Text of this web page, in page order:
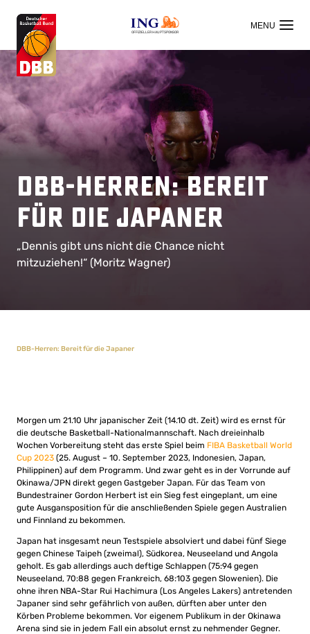
OFFIZIELLER HAUPTSPONSOR
DBB-Herren: Bereit
für die Japaner
„Dennis gibt uns nicht die Chance nicht
mitzuziehen!“ (Moritz Wagner)
DBB-Herren: Bereit für die Japaner
Morgen um 21.10 Uhr japanischer Zeit (14.10 dt. Zeit) wird es ernst für
die deutsche Basketball-Nationalmannschaft. Nach dreieinhalb
Wochen Vorbereitung steht das erste Spiel beim FIBA Basketball World
Cup 2023 (25. August – 10. September 2023, Indonesien, Japan,
Philippinen) auf dem Programm. Und zwar geht es in der Vorrunde auf
Okinawa/JPN direkt gegen Gastgeber Japan. Für das Team von
Bundestrainer Gordon Herbert ist ein Sieg fest eingeplant, um eine
gute Ausgansposition für die anschließenden Spiele gegen Australien
und Finnland zu bekommen.
Japan hat insgesamt neun Testspiele absolviert und dabei fünf Siege
gegen Chinese Taipeh (zweimal), Südkorea, Neuseeland und Angola
geholt. Es gab allerdings auch deftige Schlappen (75:94 gegen
Neuseeland, 70:88 gegen Frankreich, 68:103 gegen Slowenien). Die
ohne ihren NBA-Star Rui Hachimura (Los Angeles Lakers) antretenden
Japaner sind sehr gefährlich von außen, dürften aber unter den
Körben Probleme bekommen. Vor eigenem Publikum in der Okinawa
Arena sind sie in jedem Fall ein absolut ernst zu nehmender Gegner.